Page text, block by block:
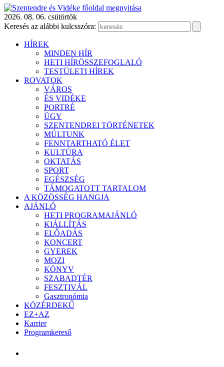
2026. 08. 06. csütörtök
Keresés az alábbi kulcsszóra:
HÍREK
MINDEN HÍR
HETI HÍRÖSSZEFOGLALÓ
TESTÜLETI HÍREK
ROVATOK
VÁROS
ÉS VIDÉKE
PORTRÉ
ÜGY
SZENTENDREI TÖRTÉNETEK
MÚLTUNK
FENNTARTHATÓ ÉLET
KULTÚRA
OKTATÁS
SPORT
EGÉSZSÉG
TÁMOGATOTT TARTALOM
A KÖZÖSSÉG HANGJA
AJÁNLÓ
HETI PROGRAMAJÁNLÓ
KIÁLLÍTÁS
ELŐADÁS
KONCERT
GYEREK
MOZI
KÖNYV
SZABADTÉR
FESZTIVÁL
Gasztronómia
KÖZÉRDEKŰ
EZ+AZ
Karrier
Programkereső